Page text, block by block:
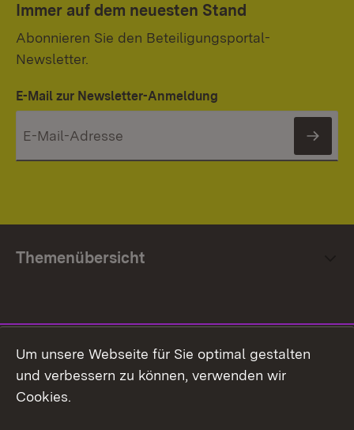
Immer auf dem neuesten Stand
Abonnieren Sie den Beteiligungsportal-
Newsletter.
E-Mail zur Newsletter-Anmeldung
Themenübersicht
Facebook
Um unsere Webseite für Sie optimal gestalten
und verbessern zu können, verwenden wir
Cookies.